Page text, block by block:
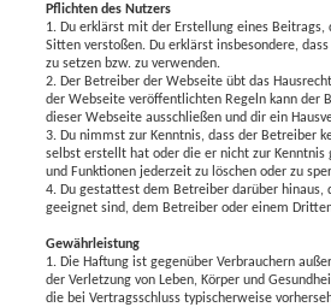
Pflichten des Nutzers
1. Du erklärst mit der Erstellung eines
Sitten verstoßen. Du erklärst insbesondere,
zu setzen bzw. zu verwenden.
2. Der Betreiber der Webseite übt das
der Webseite veröffentlichten Regeln kann der
dieser Webseite ausschließen und dir ein
3. Du nimmst zur Kenntnis, dass der Betreiber
selbst erstellt hat oder die er nicht zur
und Funktionen jederzeit zu löschen oder zu
4. Du gestattest dem Betreiber darüber hinaus,
geeignet sind, dem Betreiber oder einem
Gewährleistung
1. Die Haftung ist gegenüber Verbrauchern
der Verletzung von Leben, Körper und
die bei Vertragsschluss typischerweise